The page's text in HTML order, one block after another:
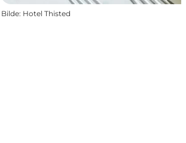
Bilde: Hotel Thisted